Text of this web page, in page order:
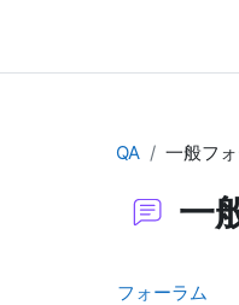
QA 一般フ
一
フォーラム